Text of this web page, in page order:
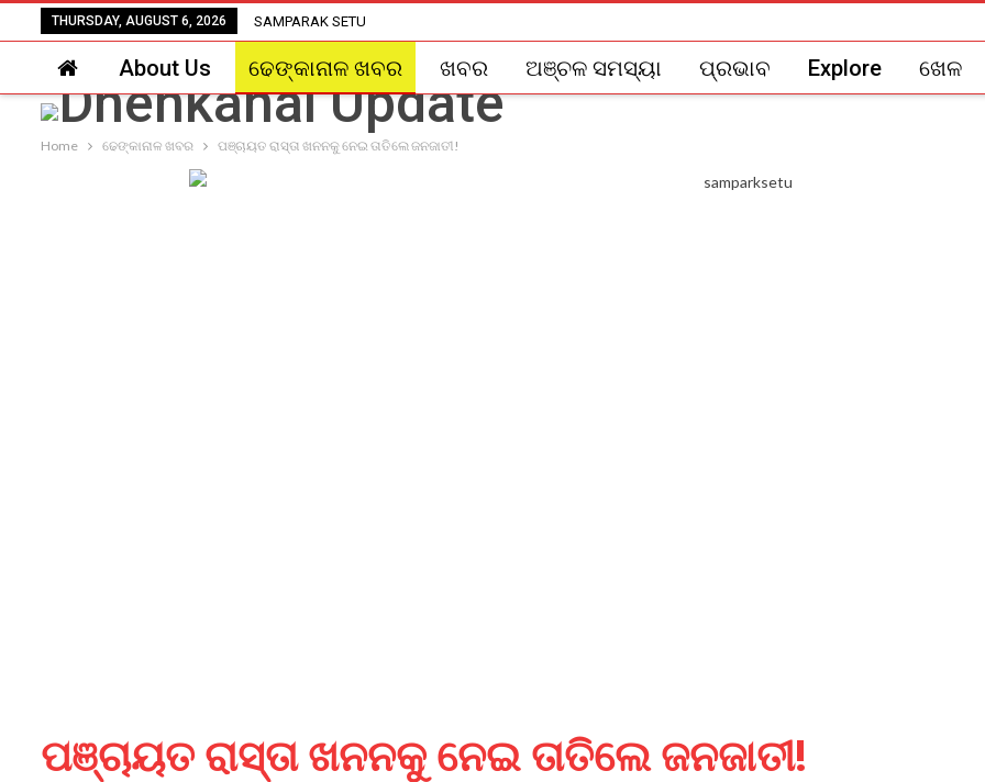
THURSDAY, AUGUST 6, 2026 SAMPARAK SETU
About Us ଢେଙ୍କାନାଳ ଖବର ଖବର ଅଞ୍ଚଳ ସମସ୍ୟା ପ୍ରଭାବ Explore ଖେଳ
Home ଢେଙ୍କାନାଳ ଖବର ପଞ୍ଚାୟତ ରାସ୍ତା ଖନନକୁ ନେଇ ତାତିଲେ ଜନଜାତୀ!
ପଞ୍ଚାୟତ ରାସ୍ତା ଖନନକୁ ନେଇ ତାତିଲେ ଜନଜାତୀ!